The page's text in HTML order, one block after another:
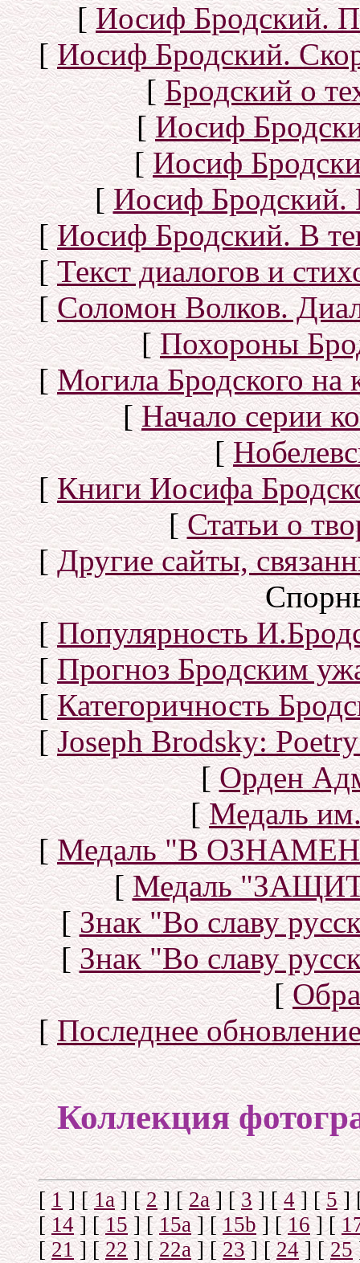
[Иосиф Бродский.
[Иосиф Бродский.
[Бродский о
[Иосиф
[Иосиф
[Иосиф Бродский.
[Иосиф Бродский. В
[Текст диалогов и
[Соломон Волков.
[Похороны
[Могила Бродского
[Начало серии
[
[Книги Иосифа
[Статьи о
[Другие сайты,
[Популярность
[Прогноз Бродским
[Категоричность
[Joseph Brodsky:
[Орден
[Медаль
[Медаль "В
[Медаль
[Знак "Во славу
[Знак "Во славу
[
[Последнее
Коллекция
[1] [1а] [2] [2а] [3] [4] [5]
[14] [15] [15a] [15b] [16] [
[21] [22] [22a] [23] [24] [25